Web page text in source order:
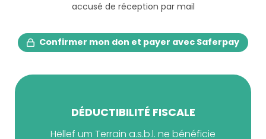
accusé de réception par mail
Confirmer mon don et payer avec Saferpay
DÉDUCTIBILITÉ FISCALE
Hëllef um Terrain a.s.b.l. ne bénéficie